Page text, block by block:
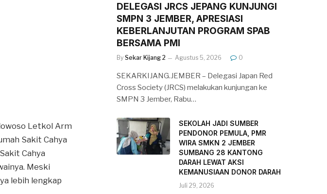
Letkol Arm
Sakit Cahya
Cahya
Meski
lebih lengkap
DELEGASI JRCS JEPANG KUNJUNGI
SMPN 3 JEMBER, APRESIASI
KEBERLANJUTAN PROGRAM SPAB
BERSAMA PMI
By Sekar Kijang 2 Agustus 5, 2026 0
SEKARKIJANG.JEMBER – Delegasi Japan Red
Cross Society (JRCS) melakukan kunjungan ke
SMPN 3 Jember, Rabu…
SEKOLAH JADI SUMBER
PENDONOR PEMULA, PMR
WIRA SMKN 2 JEMBER
SUMBANG 28 KANTONG
DARAH LEWAT AKSI
KEMANUSIAAN DONOR DARAH
Juli 29, 2026